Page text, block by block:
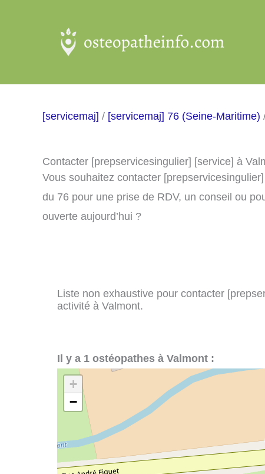
[servicemaj] / [servicemaj] 76 (Seine-Maritime)
Contacter [prepservicesingulier] [service] à
Vous souhaitez contacter
du 76 pour une prise de RDV, un conseil ou
ouverte aujourd’hui ?
Liste non exhaustive pour contacter
activité à Valmont.
Il y a 1 ostéopathes à Valmont :
+
−